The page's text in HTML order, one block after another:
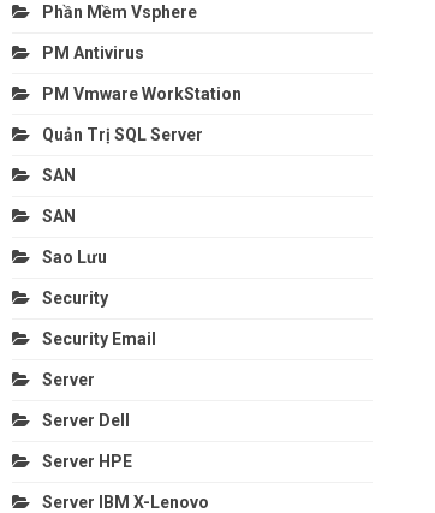
Phần Mềm Vsphere
PM Antivirus
PM Vmware WorkStation
Quản Trị SQL Server
SAN
SAN
Sao Lưu
Security
Security Email
Server
Server Dell
Server HPE
Server IBM X-Lenovo